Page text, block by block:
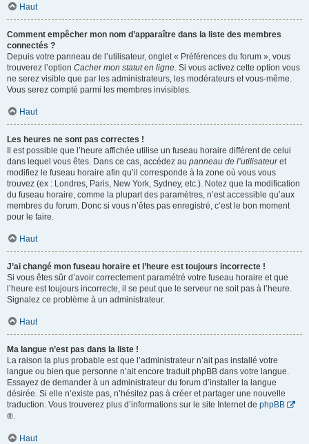
Haut
Comment empêcher mon nom d’apparaître dans la liste des membres
connectés ?
Depuis votre panneau de l’utilisateur, onglet « Préférences du forum », vous
trouverez l’option Cacher mon statut en ligne. Si vous activez cette option vous
ne serez visible que par les administrateurs, les modérateurs et vous-même.
Vous serez compté parmi les membres invisibles.
Haut
Les heures ne sont pas correctes !
Il est possible que l’heure affichée utilise un fuseau horaire différent de celui
dans lequel vous êtes. Dans ce cas, accédez au panneau de l’utilisateuret
modifiez le fuseau horaire afin qu’il corresponde à la zone où vous vous
trouvez (ex : Londres, Paris, New York, Sydney, etc.). Notez que la modification
du fuseau horaire, comme la plupart des paramètres, n’est accessible qu’aux
membres du forum. Donc si vous n’êtes pas enregistré, c’est le bon moment
pour le faire.
Haut
J’ai changé mon fuseau horaire et l’heure est toujours incorrecte !
Si vous êtes sûr d’avoir correctement paramétré votre fuseau horaire et que
l’heure est toujours incorrecte, il se peut que le serveur ne soit pas à l’heure.
Signalez ce problème à un administrateur.
Haut
Ma langue n’est pas dans la liste !
La raison la plus probable est que l’administrateur n’ait pas installé votre
langue ou bien que personne n’ait encore traduit phpBB dans votre langue.
Essayez de demander à un administrateur du forum d’installer la langue
désirée. Si elle n’existe pas, n’hésitez pas à créer et partager une nouvelle
traduction. Vous trouverez plus d’informations sur le site Internet de phpBB
®.
Haut